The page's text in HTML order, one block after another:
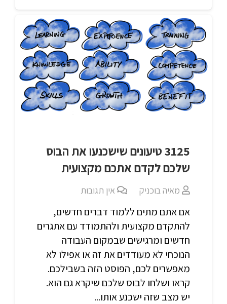
3125 טיעונים שישכנעו את הבוס
שלכם לקדם אתכם מקצועית
מאיה בוכניק אין תגובות
אם אתם מתים ללמוד דברים חדשים,
להתקדם מקצועית ולהתמודד עם אתגרים
חדשים ומרגישים שבמקום העבודה
הנוכחי לא מעודדים את זה או אפילו לא
מאפשרים לכם, הפוסט הזה בשבילכם.
קראו ושלחו לבוס שלכם שיקרא גם הוא.
יש מצב שזה ישכנע אותו...